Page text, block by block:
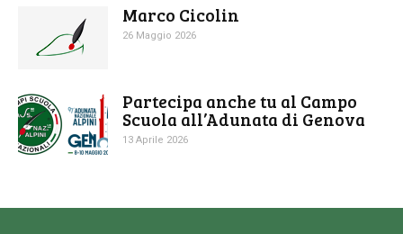
Marco Cicolin
26 Maggio 2026
Partecipa anche tu al Campo
Scuola all’Adunata di Genova
13 Aprile 2026